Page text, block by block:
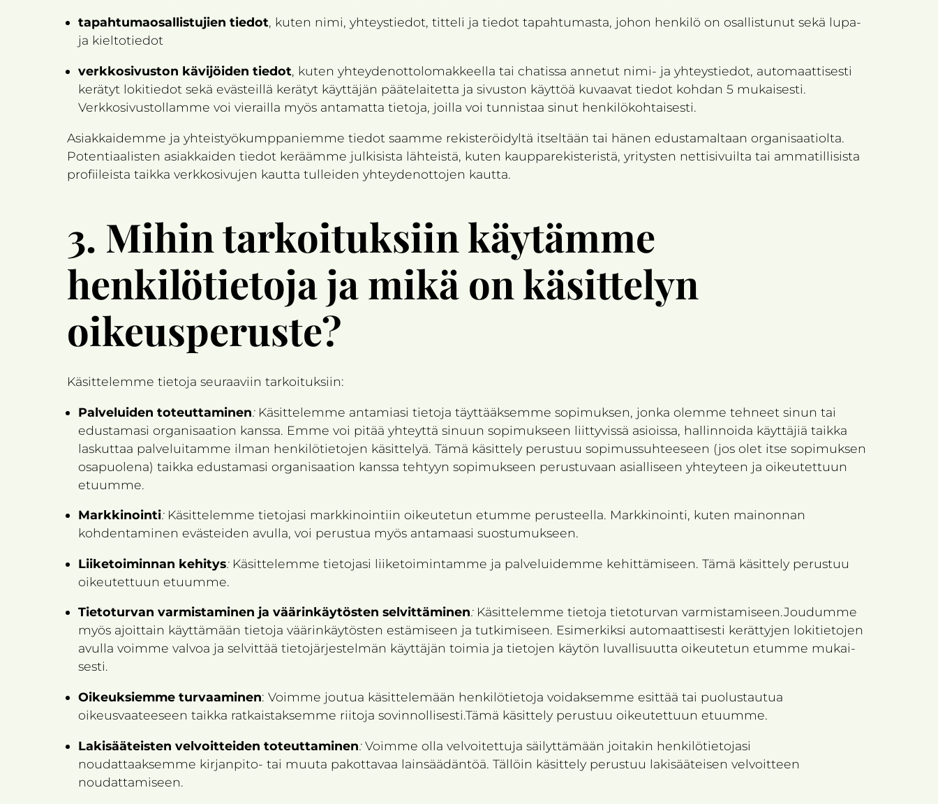
tapahtumaosallistujien tiedot, kuten nimi, yhteystiedot, titteli ja tiedot tapahtumasta, johon henkilö on osallistunut sekä lupa-
ja kieltotiedot
verkkosivuston kävijöiden tiedot, kuten yhteydenottolomakkeella tai chatissa annetut nimi- ja yhteystiedot, automaattisesti
kerätyt lokitiedot sekä evästeillä kerätyt käyttäjän päätelaitetta ja sivuston käyttöä kuvaavat tiedot kohdan 5 mukaisesti.
Verkkosivustollamme voi vierailla myös antamatta tietoja, joilla voi tunnistaa sinut henkilökohtaisesti.
Asiakkaidemme ja yhteistyökumppaniemme tiedot saamme rekisteröidyltä itseltään tai hänen edustamaltaan organisaatiolta.
Potentiaalisten asiakkaiden tiedot keräämme julkisista lähteistä, kuten kaupparekisteristä, yritysten nettisivuilta tai ammatillisista
profiileista taikka verkkosivujen kautta tulleiden yhteydenottojen kautta.
3. Mihin tarkoituksiin käytämme
henkilötietoja ja mikä on käsittelyn
oikeusperuste?
Käsittelemme tietoja seuraaviin tarkoituksiin:
Palveluiden toteuttaminen: Käsittelemme antamiasi tietoja täyttääksemme sopimuksen, jonka olemme tehneet sinun tai
edustamasi organisaation kanssa. Emme voi pitää yhteyttä sinuun sopimukseen liittyvissä asioissa, hallinnoida käyttäjiä taikka
laskuttaa palveluitamme ilman henkilötietojen käsittelyä. Tämä käsittely perustuu sopimussuhteeseen (jos olet itse sopimuksen
osapuolena) taikka edustamasi organisaation kanssa tehtyyn sopimukseen perustuvaan asialliseen yhteyteen ja oikeutettuun
etuumme.
Markkinointi:Käsittelemme tietojasi markkinointiin oikeutetun etumme perusteella. Markkinointi, kuten mainonnan
kohdentaminen evästeiden avulla, voi perustua myös antamaasi suostumukseen.
Liiketoiminnan kehitys: Käsittelemme tietojasi liiketoimintamme ja palveluidemme kehittämiseen. Tämä käsittely perustuu
oikeutettuun etuumme.
Tietoturvan varmistaminen ja väärinkäytösten selvittäminen: Käsittelemme tietoja tietoturvan varmistamiseen.Jou­dumme
myös ajoit­tain käyt­tä­mään tie­toja vää­rin­käy­tös­ten estä­mi­seen ja tut­ki­mi­seen. Esi­mer­kiksi auto­maat­ti­sesti kerät­ty­jen loki­tie­to­jen
avulla voimme val­voa ja sel­vit­tää tie­to­jär­jes­tel­män käyt­tä­jän toi­mia ja tie­to­jen käy­tön luval­li­suutta oikeu­te­tun etumme mukai­
sesti.
Oikeuksiemme turvaaminen: Voimme joutua käsittelemään henkilötietoja voidaksemme esittää tai puolustautua
oikeusvaateeseen taikka ratkaistaksemme riitoja sovinnollisesti.Tämä käsittely perustuu oikeutettuun etuumme.
Lakisääteisten velvoitteiden toteuttaminen:Voimme olla velvoitettuja säilyttämään joitakin henkilötietojasi
noudattaaksemme kirjanpito- tai muuta pakottavaa lainsäädäntöä. Tällöin käsittely perustuu lakisääteisen velvoitteen
noudattamiseen.